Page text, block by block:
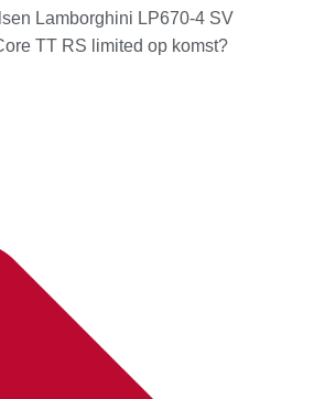
Lamborghini LP670-4 SV
TT RS limited op komst?